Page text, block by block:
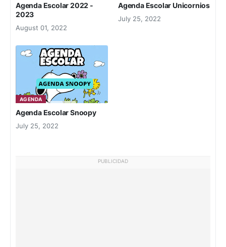
Agenda Escolar 2022 -
2023
August 01, 2022
Agenda Escolar Unicornios
July 25, 2022
AGENDA
Agenda Escolar Snoopy
July 25, 2022
PUBLICIDAD